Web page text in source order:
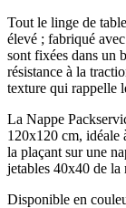
Tout le linge de
élevé ; fabriqué
sont fixées dans un
résistance à la
texture qui rappelle
La Nappe
120x120 cm, idéale
la plaçant sur une
jetables 40x40 de la
Disponible en